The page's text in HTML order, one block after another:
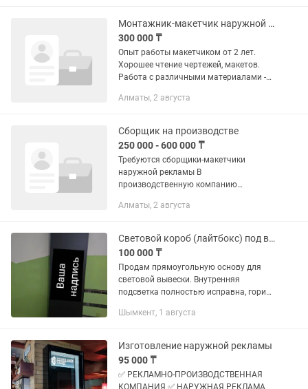
Монтажник-макетчик наружной рекламы
300 000 ₸
Опыт работы макетчиком от 2 лет.
Хорошее чтение чертежей, макетов.
Работа с различными материалами -
Склейка, резка, покраска. Соединение
Алматы, 2 августа
Сборщик на производстве
250 000 - 600 000 ₸
Требуются сборщики-макетчики
наружной рекламы В
производственную компанию
изготовления изделий наружной
объемных букв, световых...
Алматы, 2 августа
Световой короб (лайтбокс) под вывеску / Рекламная основа с подсветкой
100 000 ₸
Продам прямоугольную основу для
световой вывески. Внутренняя
подсветка полностью исправна, горит
подойдет для рекламного агентства
Шымкент, 1 августа
Изготовление наружной рекламы
95 000 ₸
✅ РЕКЛАМНО-ПРОИЗВОДСТВЕННАЯ
КОМПАНИЯ ✅ НАРУЖНАЯ РЕКЛАМА